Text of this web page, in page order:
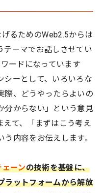
るためのWeb2.5からは
テーマでお話しさせてい
ードになっています
シーとして、いろいろな
際、どうやったらよいの
分からない」という意見
えて、「まずはこう考え
内容をお伝えします。
ェーンの技術を基盤に、
ラットフォームから解放